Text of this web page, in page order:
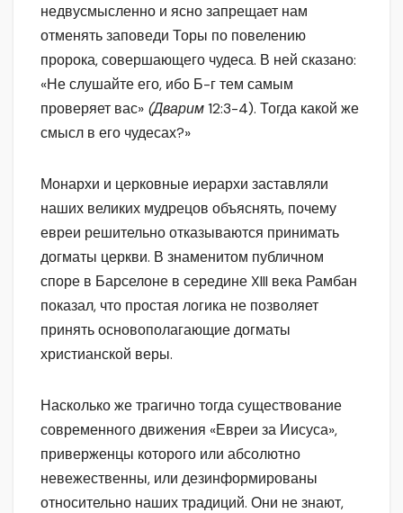
недвусмысленно и ясно запрещает нам
отменять заповеди Торы по повелению
пророка, совершающего чудеса. В ней сказано:
«Не слушайте его, ибо Б-г тем самым
проверяет вас» (Дварим12:3-4). Тогда какой же
смысл в его чудесах?»
Монархи и церковные иерархи заставляли
наших великих мудрецов объяснять, почему
евреи решительно отказываются принимать
догматы церкви. В знаменитом публичном
споре в Барселоне в середине XIII века Рамбан
показал, что простая логика не позволяет
принять основополагающие догматы
христианской веры.
Насколько же трагично тогда существование
современного движения «Евреи за Иисуса»,
приверженцы которого или абсолютно
невежественны, или дезинформированы
относительно наших традиций. Они не знают,